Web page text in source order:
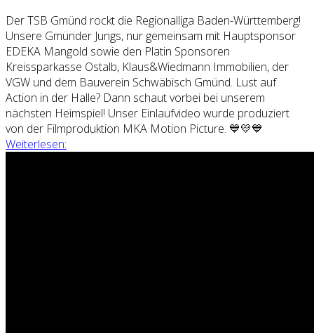
Der TSB Gmünd rockt die Regionalliga Baden-Württemberg!
Unsere Gmünder Jungs, nur gemeinsam mit Hauptsponsor
EDEKA Mangold sowie den Platin Sponsoren
Kreissparkasse Ostalb, Klaus&Wiedmann Immobilien, der
VGW und dem Bauverein Schwäbisch Gmünd. Lust auf
Action in der Halle? Dann schaut vorbei bei unserem
nächsten Heimspiel! Unser Einlaufvideo wurde produziert
von der Filmproduktion MKA Motion Picture. 💙💛💙
Weiterlesen: